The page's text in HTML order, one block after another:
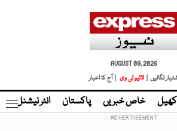
AUGUST 09, 2026
لگائیں |
لائیو ٹی وی | آج کا اخبار
کھیل خاص خبریں پاکستان انٹر نیشنل